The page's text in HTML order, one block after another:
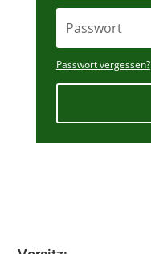
Passwort vergessen?